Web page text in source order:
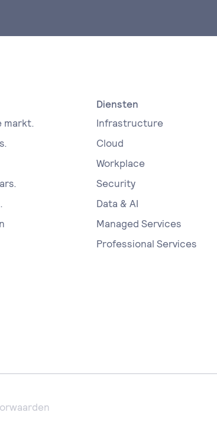
markt.
Diensten
Infrastructure
Cloud
Workplace
Security
Data & AI
Managed Services
Professional Services